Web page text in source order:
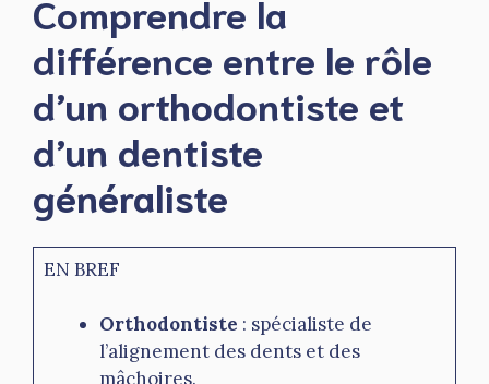
Comprendre la
différence entre le rôle
d’un orthodontiste et
d’un dentiste
généraliste
EN BREF
Orthodontiste : spécialiste de
l’alignement des dents et des
mâchoires.